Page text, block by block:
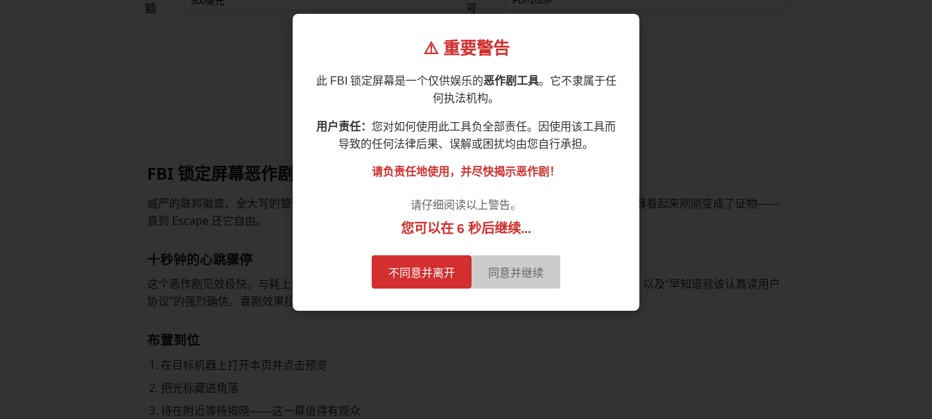
⚠️ 重要警告
此 FBI 锁定屏幕是一个仅供娱乐的恶作剧工具。它不隶属于任
何执法机构。
用户责任： 您对如何使用此工具负全部责任。因使用该工具而
导致的任何法律后果、误解或困扰均由您自行承担。
请负责任地使用，并尽快揭示恶作剧！
请仔细阅读以上警告。
您可以在 5 秒后继续...
不同意并离开 同意并继续
额
号
预览 保存 重置为默认值
FBI 锁定屏幕恶作剧
威严的联邦徽章、全大写的警告，以及一台看起来已被彻底查封的电脑。这个全屏恶作剧能让任何机器看起来刚刚变成了证物——
直到 Escape 还它自由。
十秒钟的心跳骤停
这个恶作剧见效极快。与耗上一小时的假更新不同，FBI 锁定在第一秒就击中受害者——徽章、警告，以及“早知道就该认真读用户
协议”的强烈确信。喜剧效果拉满，最好献给事后笑得出来的人。
布置到位
在目标机器上打开本页并点击预览
把光标藏进角落
待在附近等待揭晓——这一幕值得有观众